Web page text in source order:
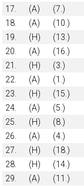
17.
(A) (7.)
18.
(A) (10.)
19.
(H) (13.)
20.
(A) (16.)
21.
(H) (3.)
22.
(A) (1.)
23.
(H) (15.)
24.
(A) (5.)
25.
(H) (8.)
26.
(A) (4.)
27.
(H) (18.)
28.
(H) (14.)
29.
(A) (11.)